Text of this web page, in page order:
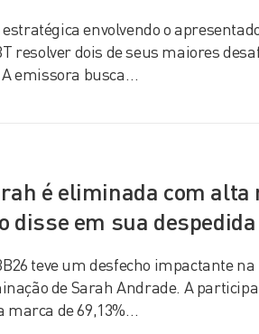
envolvendo o
resolver dois de seus maiores
emissora busca…
é eliminada com alta
disse em sua despedida
teve um desfecho impactante
de Sarah Andrade. A
marca de 69,13%…